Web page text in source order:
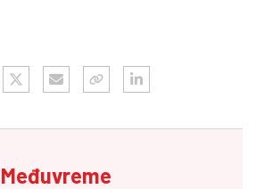
Međuvreme